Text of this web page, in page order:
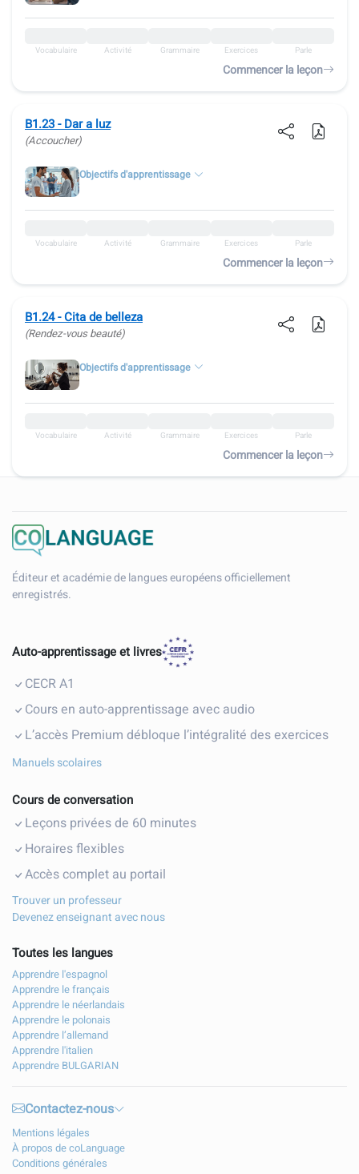
Vocabulaire Activité Grammaire Exercices Parle
Commencer la leçon
B1.23 - Dar a luz
(Accoucher)
Objectifs d'apprentissage
Vocabulaire Activité Grammaire Exercices Parle
Commencer la leçon
B1.24 - Cita de belleza
(Rendez-vous beauté)
Objectifs d'apprentissage
Vocabulaire Activité Grammaire Exercices Parle
Commencer la leçon
Éditeur et académie de langues européens officiellement
enregistrés.
Auto-apprentissage et livres
CECR A1
Cours en auto-apprentissage avec audio
L’accès Premium débloque l’intégralité des exercices
Manuels scolaires
Cours de conversation
Leçons privées de 60 minutes
Horaires flexibles
Accès complet au portail
Trouver un professeur
Devenez enseignant avec nous
Toutes les langues
Apprendre l'espagnol
Apprendre le français
Apprendre le néerlandais
Apprendre le polonais
Apprendre l’allemand
Apprendre l'italien
Apprendre BULGARIAN
Contactez-nous
Mentions légales
À propos de coLanguage
Conditions générales